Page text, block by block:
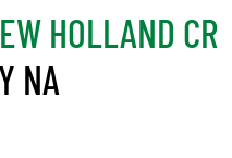
HOLLAND CR